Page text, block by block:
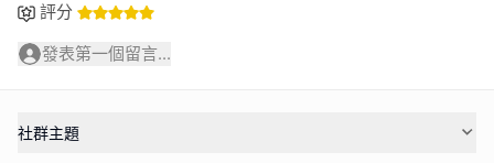
評分
發表第一個留言...
社群主題